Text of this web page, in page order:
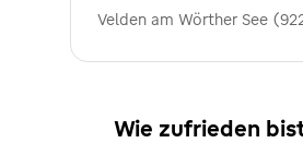
Velden am Wörther See
Wie zufrieden